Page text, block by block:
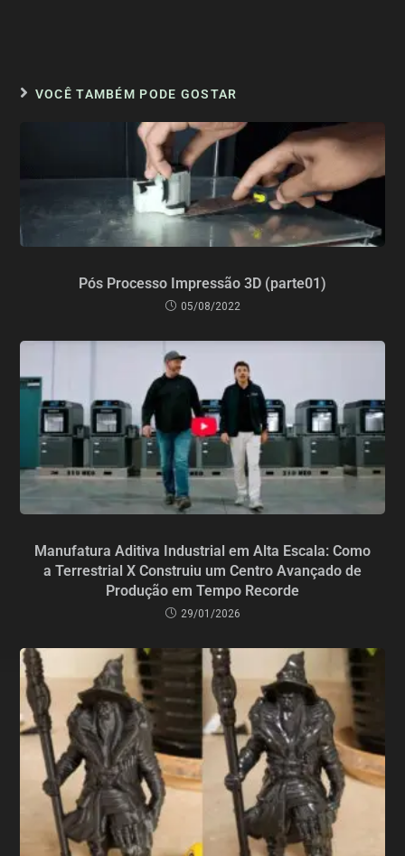
VOCÊ TAMBÉM PODE GOSTAR
Pós Processo Impressão 3D (parte01)
05/08/2022
Manufatura Aditiva Industrial em Alta Escala: Como
a Terrestrial X Construiu um Centro Avançado de
Produção em Tempo Recorde
29/01/2026